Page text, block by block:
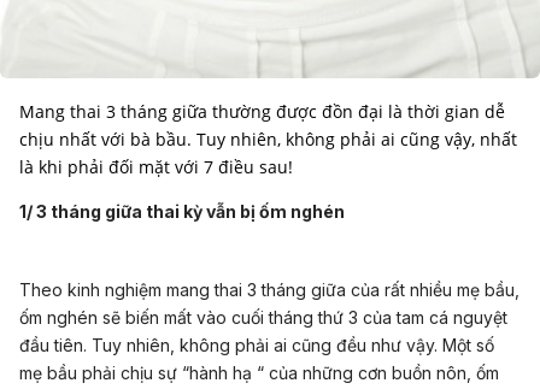
Mang thai 3 tháng giữa thường được đồn đại là thời gian dễ
chịu nhất với bà bầu. Tuy nhiên, không phải ai cũng vậy, nhất
là khi phải đối mặt với 7 điều sau!
1/ 3 tháng giữa thai kỳ vẫn bị ốm nghén
Theo kinh nghiệm mang thai 3 tháng giữa của rất nhiều mẹ bầu,
ốm nghén sẽ biến mất vào cuối tháng thứ 3 của tam cá nguyệt
đầu tiên. Tuy nhiên, không phải ai cũng đều như vậy. Một số
mẹ bầu phải chịu sự “hành hạ “ của những cơn buồn nôn, ốm